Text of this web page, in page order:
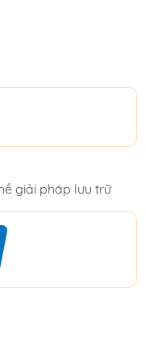
giải pháp lưu trữ